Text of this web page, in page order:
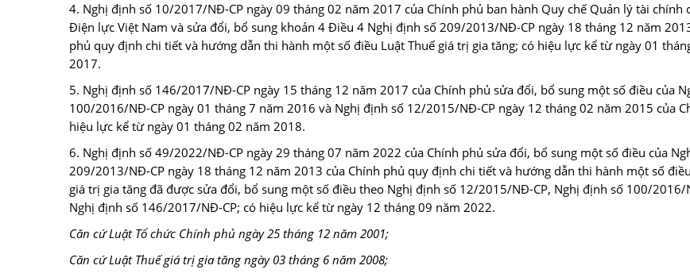
4. Nghị định số 10/2017/NĐ-CP ngày 09 tháng 02 năm 2017 của Chính phủ ban hành Quy chế Quản lý tài chính
Điện lực Việt Nam và sửa đổi, bổ sung khoản 4 Điều 4 Nghị định số 209/2013/NĐ-CP ngày 18 tháng 12 năm
phủ quy định chi tiết và hướng dẫn thi hành một số điều Luật Thuế giá trị gia tăng; có hiệu lực kể từ ngày 01
2017.
5. Nghị định số 146/2017/NĐ-CP ngày 15 tháng 12 năm 2017 của Chính phủ sửa đổi, bổ sung một số điều của
100/2016/NĐ-CP ngày 01 tháng 7 năm 2016 và Nghị định số 12/2015/NĐ-CP ngày 12 tháng 02 năm 2015 của
hiệu lực kể từ ngày 01 tháng 02 năm 2018.
6. Nghị định số 49/2022/NĐ-CP ngày 29 tháng 07 năm 2022 của Chính phủ sửa đổi, bổ sung một số điều của
209/2013/NĐ-CP ngày 18 tháng 12 năm 2013 của Chính phủ quy định chi tiết và hướng dẫn thi hành một số
giá trị gia tăng đã được sửa đổi, bổ sung một số điều theo Nghị định số 12/2015/NĐ-CP, Nghị định số 100/2016/
Nghị định số 146/2017/NĐ-CP; có hiệu lực kể từ ngày 12 tháng 09 năm 2022.
Căn cứ Luật Tổ chức Chính phủ ngày 25 tháng 12 năm 2001;
Căn cứ Luật Thuế giá trị gia tăng ngày 03 tháng 6 năm 2008;